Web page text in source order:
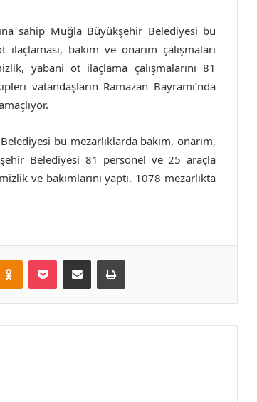
sahip Muğla Büyükşehir Belediyesi bu
bakım ve onarım çalışmaları
yabani ot ilaçlama çalışmalarını 81
vatandaşların Ramazan Bayramı’nda
bu mezarlıklarda bakım, onarım,
Belediyesi 81 personel ve 25 araçla
ve bakımlarını yaptı. 1078 mezarlıkta
Odnoklassniki
Pocket E-Posta ile paylaş Yazdır